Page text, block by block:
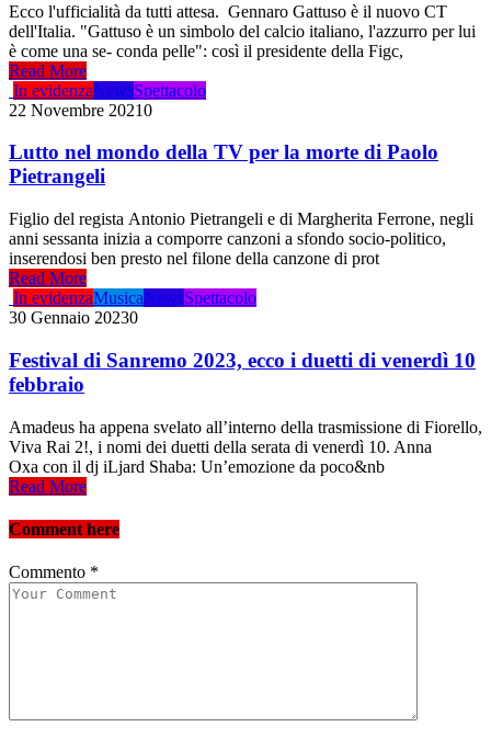
Ecco l'ufficialità da tutti attesa. Gennaro Gattuso è il nuovo CT
dell'Italia. "Gattuso è un simbolo del calcio italiano, l'azzurro per lui
è come una se- conda pelle": così il presidente della Figc,
Read More
In evidenzaNewsSpettacolo
22 Novembre 20210
Lutto nel mondo della TV per la morte di Paolo
Pietrangeli
Figlio del regista Antonio Pietrangeli e di Margherita Ferrone, negli
anni sessanta inizia a comporre canzoni a sfondo socio-politico,
inserendosi ben presto nel filone della canzone di prot
Read More
In evidenzaMusicaNewsSpettacolo
30 Gennaio 20230
Festival di Sanremo 2023, ecco i duetti di venerdì 10
febbraio
Amadeus ha appena svelato all’interno della trasmissione di Fiorello,
Viva Rai 2!, i nomi dei duetti della serata di venerdì 10. Anna
Oxa con il dj iLjard Shaba: Un’emozione da poco&nb
Read More
Comment here
Commento *